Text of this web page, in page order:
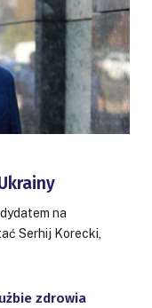
na
Serhij Korecki,
zdrowia